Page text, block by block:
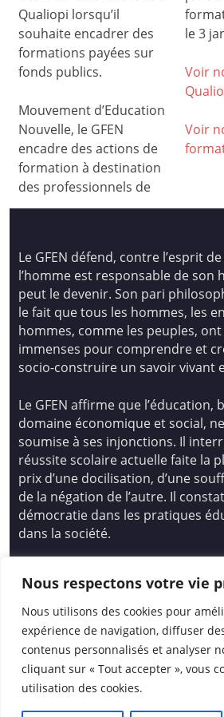
Nous respectons votre vie
Nous utilisons des cookies pour
expérience de navigation, diffuser
contenus personnalisés et analyser
cliquant sur « Tout accepter », vous
utilisation des cookies.
Qualiopi lorsqu’il
souhaite encadrer des
formations payées sur
fonds publics.
Mouvement d’Education
Nouvelle, le GFEN
encadre des actions de
formation à destination
des professionnels de
le 3
Voir
Voir
Le GFEN défend, contre l’esprit
l’homme est responsable de son
peut le devenir. Son pari
le fait que tous les hommes, les
hommes, comme les peuples,
immenses pour comprendre et
socio-construire un savoir vivant
Le GFEN affirme que l’éducation,
domaine économique et social,
soumise à ses injonctions. Il
réussite scolaire actuelle faite la
prix d’une docilisation, d’une
de la négation de l’autre. Il
démocratie dans les pratiques
dans la société.
Nouvelle
14 avenue Spinoza 94200 Ivry Sur
01 46 72 53 17 – gfen@gfen.asso.fr